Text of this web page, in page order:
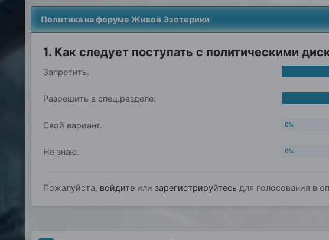
Политика на форуме Живой Эзотерики
1. Как следует поступать с политическими
Запретить.
Разрешить в спец.разделе.
Свой вариант.
Не знаю.
Пожалуйста, войдитеили зарегистрируйтесь для голосования в